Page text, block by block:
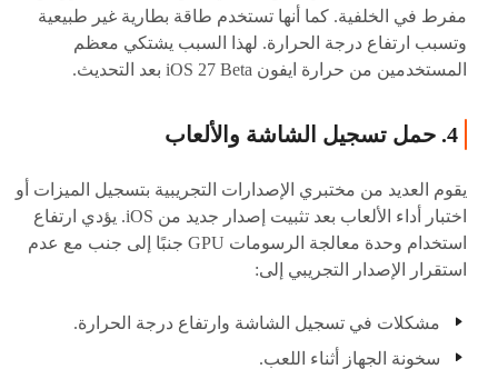
مفرط في الخلفية. كما أنها تستخدم طاقة بطارية غير طبيعية
وتسبب ارتفاع درجة الحرارة. لهذا السبب يشتكي معظم
المستخدمين من حرارة ايفون iOS 27 Beta بعد التحديث.
4. حمل تسجيل الشاشة والألعاب
يقوم العديد من مختبري الإصدارات التجريبية بتسجيل الميزات أو
اختبار أداء الألعاب بعد تثبيت إصدار جديد من iOS. يؤدي ارتفاع
استخدام وحدة معالجة الرسومات GPU جنبًا إلى جنب مع عدم
استقرار الإصدار التجريبي إلى:
مشكلات في تسجيل الشاشة وارتفاع درجة الحرارة.
سخونة الجهاز أثناء اللعب.